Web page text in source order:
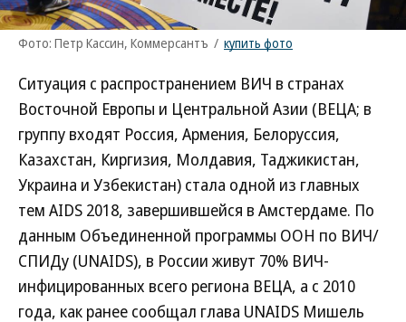
Фото: Петр Кассин, Коммерсантъ / купить фото
Ситуация с распространением ВИЧ в странах
Восточной Европы и Центральной Азии (ВЕЦА; в
группу входят Россия, Армения, Белоруссия,
Казахстан, Киргизия, Молдавия, Таджикистан,
Украина и Узбекистан) стала одной из главных
тем AIDS 2018, завершившейся в Амстердаме. По
данным Объединенной программы ООН по ВИЧ/
СПИДу (UNAIDS), в России живут 70% ВИЧ-
инфицированных всего региона ВЕЦА, а с 2010
года, как ранее сообщал глава UNAIDS Мишель